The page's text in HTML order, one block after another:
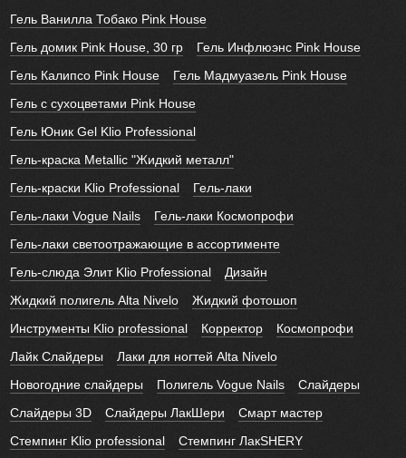
Гель Ванилла Тобако Pink House
Гель домик Pink House, 30 гр
Гель Инфлюэнс Pink House
Гель Калипсо Pink House
Гель Мадмуазель Pink House
Гель с сухоцветами Pink House
Гель Юник Gel Klio Professional
Гель-краска Metallic "Жидкий металл"
Гель-краски Klio Professional
Гель-лаки
Гель-лаки Vogue Nails
Гель-лаки Космопрофи
Гель-лаки светоотражающие в ассортименте
Гель-слюда Элит Klio Professional
Дизайн
Жидкий полигель Alta Nivelo
Жидкий фотошоп
Инструменты Klio professional
Корректор
Космопрофи
Лайк Слайдеры
Лаки для ногтей Alta Nivelo
Новогодние слайдеры
Полигель Vogue Nails
Слайдеры
Слайдеры 3D
Слайдеры ЛакШери
Смарт мастер
Стемпинг Klio professional
Стемпинг ЛакSHERY